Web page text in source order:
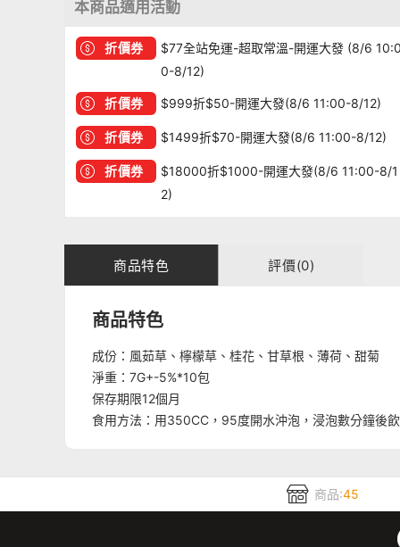
本商品適用活動
折價券
$77全站免運-超取常溫-開運大發 (8/6
0-8/12)
折價券 $999折$50-開運大發(8/6 11:00-8/12)
折價券 $1499折$70-開運大發(8/6 11:00-8/12)
折價券
$18000折$1000-開運大發(8/6 11:00-8/1
2)
商品特色 評價(0)
商品特色
成份：風茹草、檸檬草、桂花、甘草根、薄荷、甜菊
淨重：7G+-5%*10包
保存期限12個月
食用方法：用350CC，95度開水沖泡，浸泡數分鐘後
商品:45